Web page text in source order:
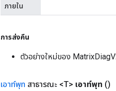
ภายใน
การส่งคืน
ตัวอย่างใหม่ของ
เอาท์พุท สาธารณะ <T> เอาท์พุท ()